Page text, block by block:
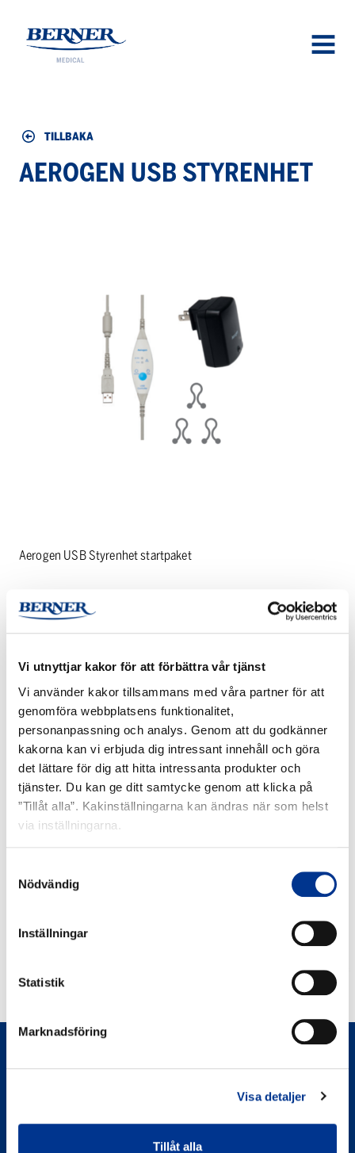
Vi utnyttjar kakor för att förbättra vår tjänst
Vi använder kakor tillsammans med våra partner för att
genomföra webbplatsens funktionalitet,
personanpassning och analys. Genom att du godkänner
kakorna kan vi erbjuda dig intressant innehåll och göra
det lättare för dig att hitta intressanta produkter och
tjänster. Du kan ge ditt samtycke genom att klicka på
”Tillåt alla”. Kakinställningarna kan ändras när som helst
via inställningarna.
Nödvändig
Inställningar
Statistik
Marknadsföring
Visa detaljer
Tillåt alla
TILLBAKA
AEROGEN USB STYRENHET
Aerogen USB Styrenhet startpaket
LADDA NER PRODUKTINFORMATION
RELATERADE PRODUKTER
Aerogen